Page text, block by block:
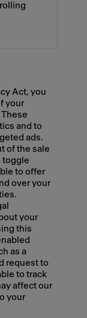
Act, you
your
and to
ads.
of the sale
toggle
to offer
over your
your
this
as a
request to
to track
affect our
your